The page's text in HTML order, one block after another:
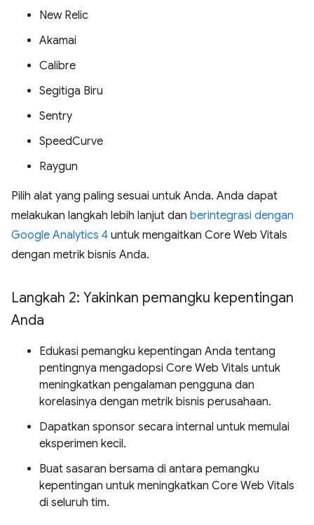
New Relic
Akamai
Calibre
Segitiga Biru
Sentry
SpeedCurve
Raygun
Pilih alat yang paling sesuai untuk Anda. Anda dapat
melakukan langkah lebih lanjut dan berintegrasi dengan
Google Analytics 4 untuk mengaitkan Core Web Vitals
dengan metrik bisnis Anda.
Langkah 2: Yakinkan pemangku kepentingan
Anda
Edukasi pemangku kepentingan Anda tentang
pentingnya mengadopsi Core Web Vitals untuk
meningkatkan pengalaman pengguna dan
korelasinya dengan metrik bisnis perusahaan.
Dapatkan sponsor secara internal untuk memulai
eksperimen kecil.
Buat sasaran bersama di antara pemangku
kepentingan untuk meningkatkan Core Web Vitals
di seluruh tim.